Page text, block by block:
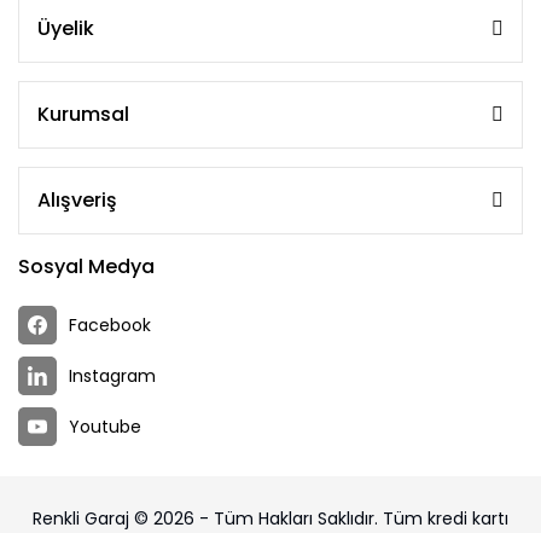
Üyelik
Kurumsal
Alışveriş
Sosyal Medya
Facebook
Instagram
Youtube
Renkli Garaj © 2026 - Tüm Hakları Saklıdır. Tüm kredi kartı